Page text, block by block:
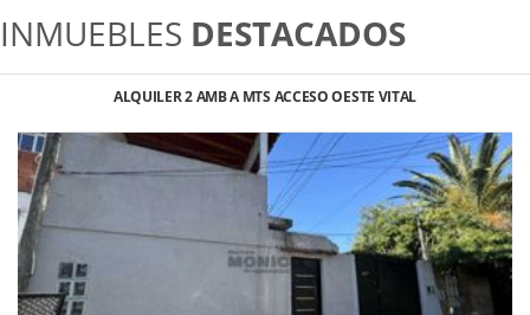
INMUEBLES DESTACADOS
ALQUILER 2 AMB A MTS ACCESO OESTE VITAL